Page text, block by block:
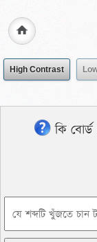
High Contrast
কি বোর্ড